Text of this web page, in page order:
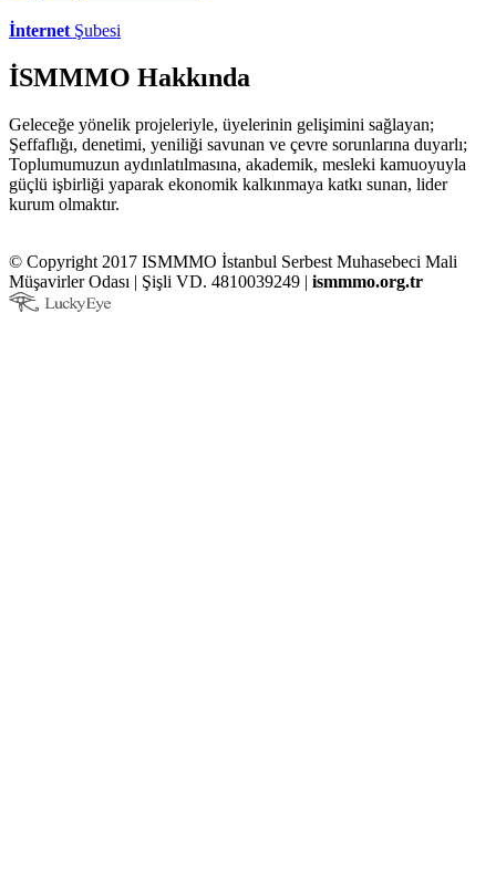
İnternet Şubesi
İSMMMO Hakkında
Geleceğe yönelik projeleriyle, üyelerinin gelişimini sağlayan;
Şeffaflığı, denetimi, yeniliği savunan ve çevre sorunlarına duyarlı;
Toplumumuzun aydınlatılmasına, akademik, mesleki kamuoyuyla
güçlü işbirliği yaparak ekonomik kalkınmaya katkı sunan, lider
kurum olmaktır.
© Copyright 2017 ISMMMO İstanbul Serbest Muhasebeci Mali
Müşavirler Odası | Şişli VD. 4810039249 | ismmmo.org.tr